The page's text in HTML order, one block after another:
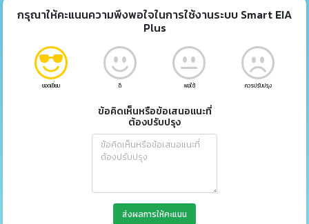
กรุณาให้คะแนนความพึงพอใจในการใช้งานระบบ Smart EIA
Plus
ยอดเยี่ยม ดี พอใช้ ควรปรับปรุง
ข้อคิดเห็นหรือข้อเสนอแนะที่
ต้องปรับปรุง
ส่งผลการให้คะแนน